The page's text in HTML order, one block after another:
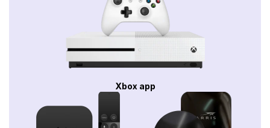
Xbox app